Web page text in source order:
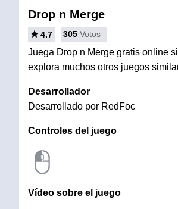
Drop n Merge
4.7 305 Votos
Juega Drop n Merge gratis online
explora muchos otros juegos
Desarrollador
Desarrollado por RedFoc
Controles del juego
Vídeo sobre el juego